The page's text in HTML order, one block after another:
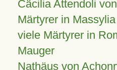
Cäcilia Attendoli
Märtyrer in Massylia
viele Märtyrer in
Mauger
Nathäus von